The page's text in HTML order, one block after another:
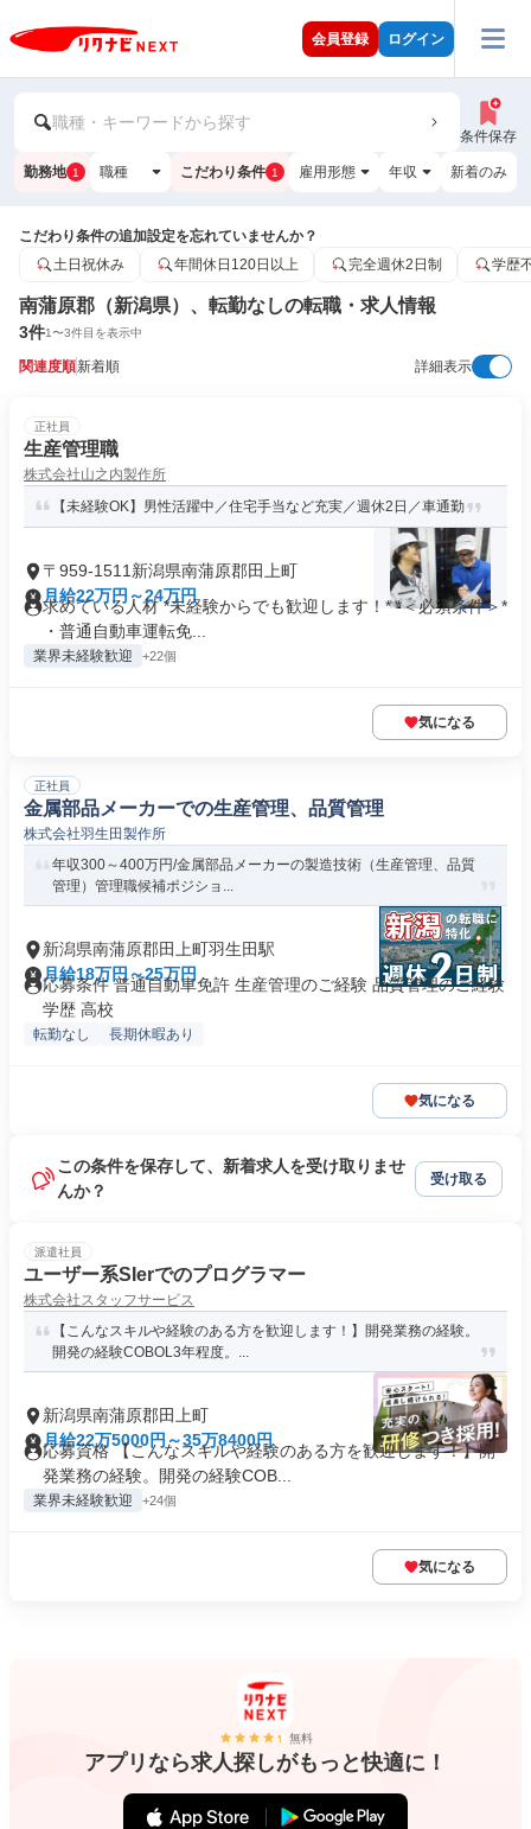
会員登録 ログイン
職種・キーワードから探す
条件保存
勤務地 1 職種 こだわり条件 1 雇用形態 年収 新着のみ
こだわり条件の追加設定を忘れていませんか？
土日祝休み
年間休日120日以上 完全週休2日制 学歴
南蒲原郡（新潟県）、転勤なしの転職・求人情報
3件1〜3件目を表示中
関連度順新着順 詳細表示
正社員
生産管理職
株式会社山之内製作所
【未経験OK】男性活躍中／住宅手当など充実／週休2日／車通勤
〒959-1511新潟県南蒲原郡田上町
月給22万円～24万円
求めている人材 *未経験からでも歓迎します！* *＜必須条件＞*
・普通自動車運転免...
業界未経験歓迎 +22個
気になる
正社員
金属部品メーカーでの生産管理、品質管理
株式会社羽生田製作所
年収300～400万円/金属部品メーカーの製造技術（生産管理、品質
管理）管理職候補ポジショ...
新潟県南蒲原郡田上町羽生田駅
月給18万円～25万円
応募条件 普通自動車免許 生産管理のご経験 品質管理のご経験
学歴 高校
転勤なし 長期休暇あり
気になる
この条件を保存して、新着求人を受け取りませ
んか？
受け取る
派遣社員
ユーザー系SIerでのプログラマー
株式会社スタッフサービス
【こんなスキルや経験のある方を歓迎します！】開発業務の経験。
開発の経験COBOL3年程度。...
新潟県南蒲原郡田上町
月給22万5000円～35万8400円
応募資格 【こんなスキルや経験のある方を歓迎します！】開
発業務の経験。開発の経験COB...
業界未経験歓迎 +24個
気になる
無料
アプリなら求人探しがもっと快適に！